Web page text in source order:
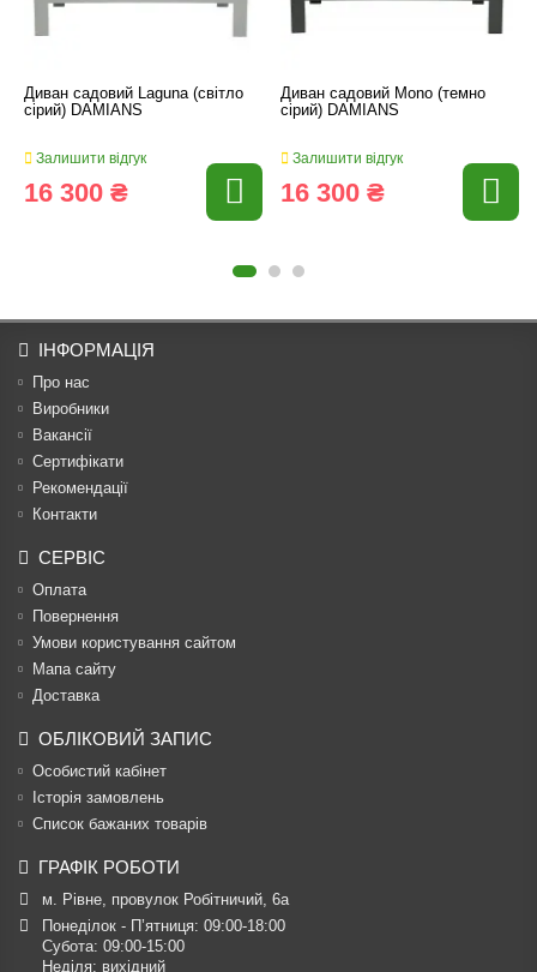
Диван садовий Laguna (світло
сірий) DAMIANS
Залишити відгук
16 300 ₴
Диван садовий Mono (темно
сірий) DAMIANS
Залишити відгук
16 300 ₴
ІНФОРМАЦІЯ
Про нас
Виробники
Вакансії
Сертифікати
Рекомендації
Контакти
СЕРВІС
Оплата
Повернення
Умови користування сайтом
Мапа сайту
Доставка
ОБЛІКОВИЙ ЗАПИС
Особистий кабінет
Історія замовлень
Список бажаних товарів
ГРАФІК РОБОТИ
м. Рівне, провулок Робітничий, 6а
Понеділок - П’ятниця: 09:00-18:00
Субота: 09:00-15:00
Неділя: вихідний